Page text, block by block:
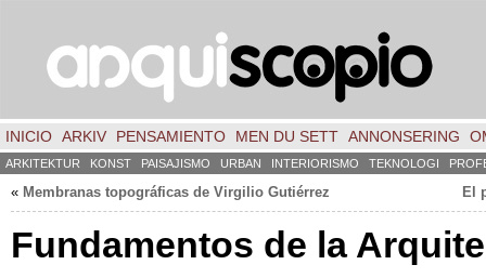
INICIO ARKIV PENSAMIENTO MEN DU SETT ANNONSERING
ARKITEKTUR KONST PAISAJISMO URBAN INTERIORISMO TEKNOLOGI
« Membranas topográficas de Virgilio Gutiérrez El
Fundamentos de la